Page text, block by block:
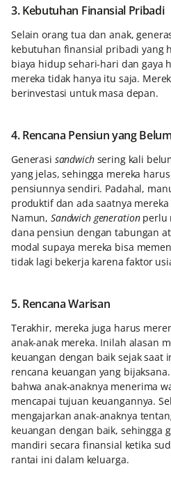
3. Kebutuhan Finansial Pribadi
Selain orang tua dan anak,
kebutuhan finansial pribadi yang
biaya hidup sehari-hari dan gaya
mereka tidak hanya itu saja.
berinvestasi untuk masa depan.
4. Rencana Pensiun yang
Generasi sandwichsering kali
yang jelas, sehingga mereka
pensiunnya sendiri. Padahal,
produktif dan ada saatnya
Namun,Sandwich generation perlu
dana pensiun dengan tabungan
modal supaya mereka bisa
tidak lagi bekerja karena faktor
5. Rencana Warisan
Terakhir, mereka juga harus
anak-anak mereka. Inilah alasan
keuangan dengan baik sejak saat
rencana keuangan yang
bahwa anak-anaknya menerima
mencapai tujuan keuangannya.
mengajarkan anak-anaknya
keuangan dengan baik, sehingga
mandiri secara finansial ketika
rantai ini dalam keluarga.